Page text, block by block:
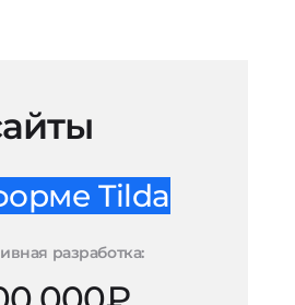
Tilda
разработка: